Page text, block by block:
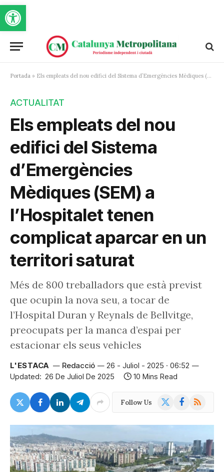
Obre la barra d'eines
Portada » Els empleats del nou edifici del Sistema d’Emergències Mèdiques (SEM) a l’Hospitalet tenen complicat aparcar en un territori saturat
ACTUALITAT
Els empleats del nou
edifici del Sistema
d’Emergències
Mèdiques (SEM) a
l’Hospitalet tenen
complicat aparcar en un
territori saturat
Més de 800 treballadors que està previst
que ocupin la nova seu, a tocar de
l’Hospital Duran y Reynals de Bellvitge,
preocupats per la manca d’espai per
estacionar els seus vehicles
L'ESTACA Redacció
26 - Juliol - 2025 · 06:52
Updated: 26 De Juliol De 2025 10 Mins Read
Follow Us Facebook
RSS